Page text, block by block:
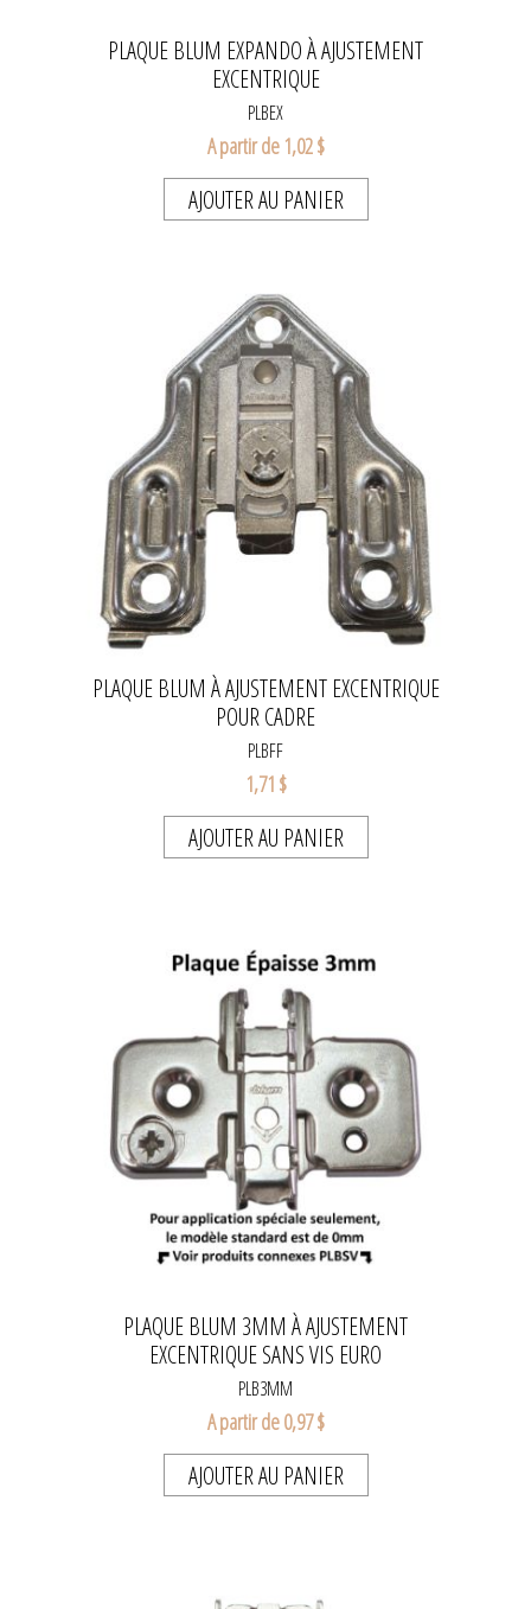
PLAQUE BLUM EXPANDO À AJUSTEMENT
EXCENTRIQUE
PLBEX
A partir de 1,02 $
AJOUTER AU PANIER
PLAQUE BLUM À AJUSTEMENT EXCENTRIQUE
POUR CADRE
PLBFF
1,71 $
AJOUTER AU PANIER
PLAQUE BLUM 3MM À AJUSTEMENT
EXCENTRIQUE SANS VIS EURO
PLB3MM
A partir de 0,97 $
AJOUTER AU PANIER